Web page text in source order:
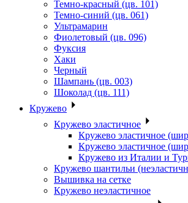
Темно-красный (цв. 101)
Темно-синий (цв. 061)
Ультрамарин
Фиолетовый (цв. 096)
Фуксия
Хаки
Черный
Шампань (цв. 003)
Шоколад (цв. 111)
Кружево
Кружево эластичное
Кружево эластичное
Кружево эластичное
Кружево из Италии и
Кружево шантильи
Вышивка на сетке
Кружево неэластичное